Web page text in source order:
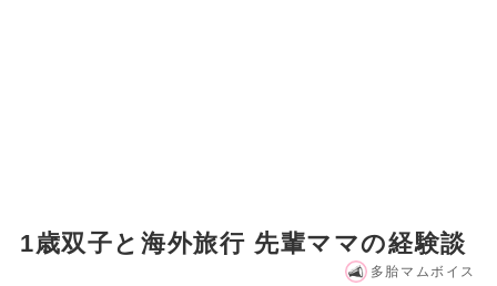
1歳双子と海外旅行 先輩ママの経験談
多胎マムボイス